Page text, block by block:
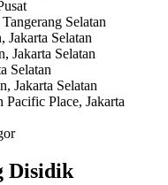
Selatan
Selatan
Jakarta Selatan
Selatan
Jakarta Selatan
Place, Jakarta
Disidik